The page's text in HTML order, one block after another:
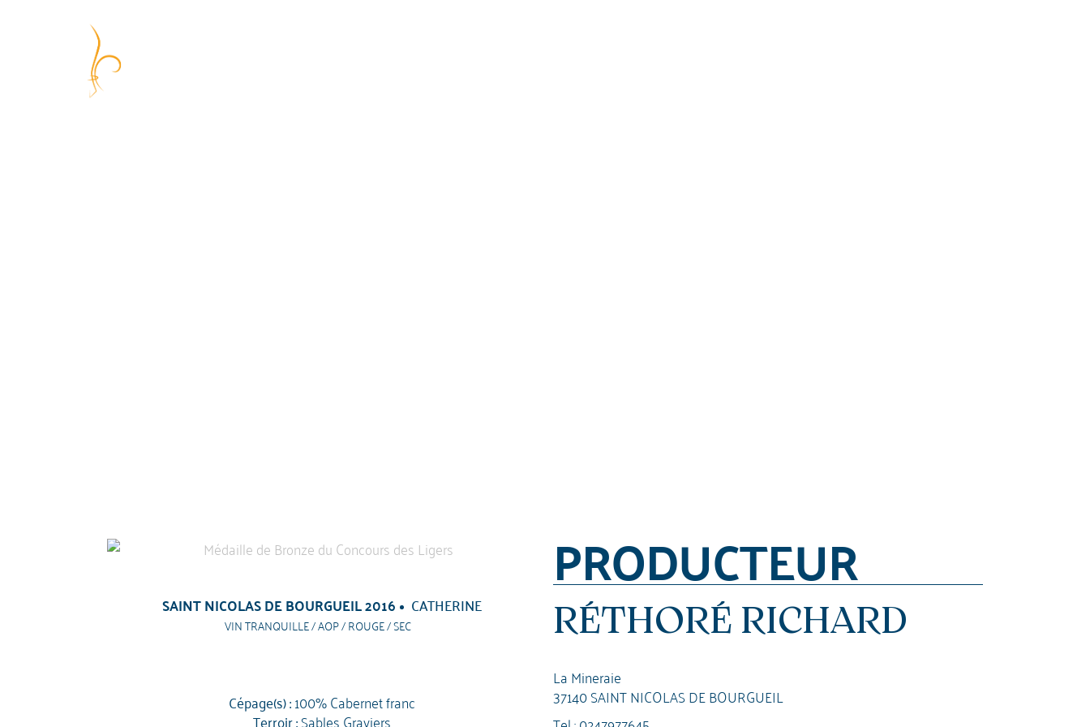
SAINT NICOLAS DE BOURGUEIL 2016 CATHERINE
VIN TRANQUILLE / AOP / ROUGE / SEC
Cépage(s) :100% Cabernet franc
Terroir :Sables Graviers
PRODUCTEUR
RÉTHORÉ RICHARD
La Mineraie
37140 SAINT NICOLAS DE BOURGUEIL